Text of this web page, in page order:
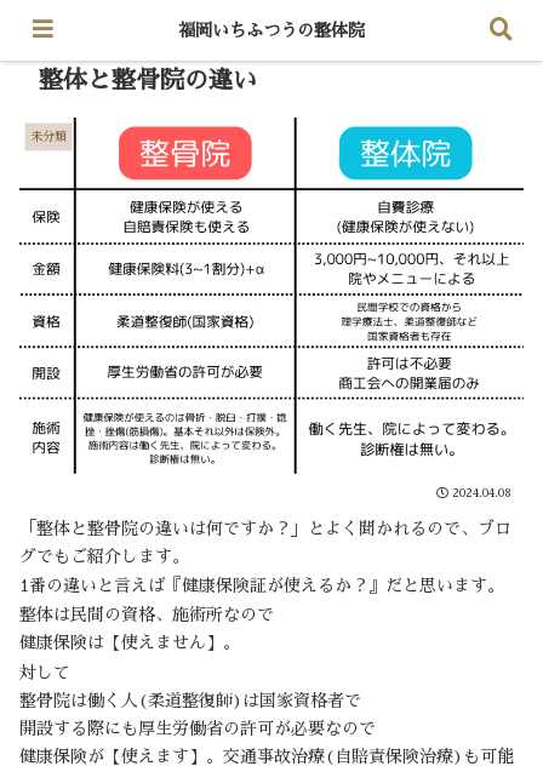
整体と整骨院の違い
未分類
2024.04.08
「整体と整骨院の違いは何ですか？」とよく聞かれるので、ブロ
グでもご紹介します。
1番の違いと言えば『健康保険証が使えるか？』だと思います。
整体は民間の資格、施術所なので
健康保険は【使えません】。
対して
整骨院は働く人(柔道整復師)は国家資格者で
開設する際にも厚生労働省の許可が必要なので
健康保険が【使えます】。交通事故治療(自賠責保険治療)も可能
福岡いちふつうの整体院